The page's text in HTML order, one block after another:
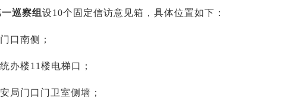
巡察组 设10个固定信访意见箱，具体位置如下：
口南侧；
办楼11楼电梯口；
局门口门卫室侧墙；